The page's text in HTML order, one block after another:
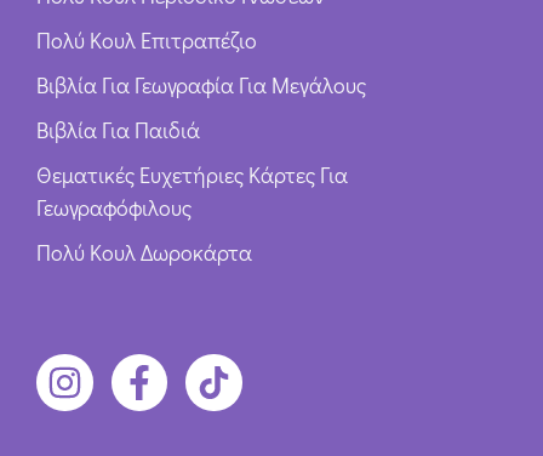
Πολύ Κουλ Επιτραπέζιο
Βιβλία Για Γεωγραφία Για Μεγάλους
Βιβλία Για Παιδιά
Θεματικές Ευχετήριες Κάρτες Για
Γεωγραφόφιλους
Πολύ Κουλ Δωροκάρτα